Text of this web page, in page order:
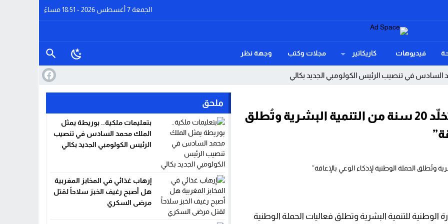
الجمعة 7 أغسطس 2026 - 18:51 مساءً
فيديوهات كاريكاتير مجلات وكتب وجهة نظر
السادس في تنصيب الرئيس الكولومبي الجديد بكالي
بلا تردد! عندما يهزم الغموض أضخم الأندية.
ديفيد الشرخ الخفي داخل آلة الحرب الأمريكية؟
بإنصافها في ملف التقاعد
موائد المغاربة
حدود النسيان!
“جمعية الكرامة للمعاقين بالغرب تُخلّد 20 سنة من التنمية البشرية وتُطلق
للمعاقين بالغرب تُخلد الذكرى 20 للمبادرة الوطنية للتنمية البشرية وتطلق فعاليات الحملة الوطنية
ملحق
بتعليمات ملكية.. بوريطة يمثل
الملك محمد السادس في تنصيب
الرئيس الكولومبي الجديد بكالي
إرهاب غذائي في المخابز المغربية
هل أصبح رغيف الخبز سلاحاً لقتل
مرضى السكري